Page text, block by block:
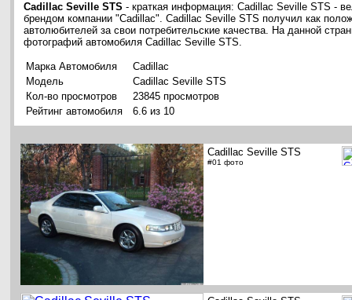
Cadillac Seville STS - краткая информация: Cadillac Seville STS -
брендом компании "Cadillac". Cadillac Seville STS получил как
автолюбителей за свои потребительские качества. На данной
фотографий автомобиля Cadillac Seville STS.
Марка Автомобиля
Cadillac
Модель
Cadillac Seville STS
Кол-во просмотров
23845 просмотров
Рейтинг автомобиля
6.6 из 10
Cadillac Seville STS
#01 фото